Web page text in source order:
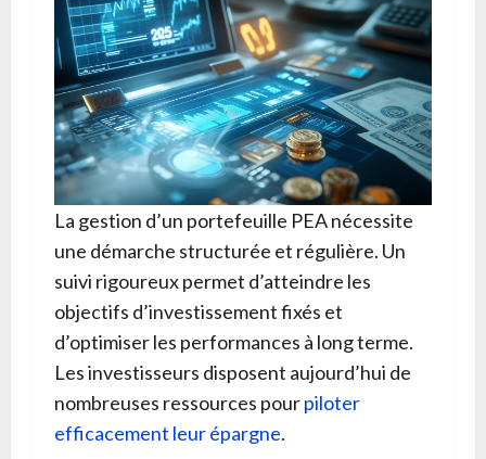
La gestion d’un portefeuille PEA nécessite
une démarche structurée et régulière. Un
suivi rigoureux permet d’atteindre les
objectifs d’investissement fixés et
d’optimiser les performances à long terme.
Les investisseurs disposent aujourd’hui de
nombreuses ressources pourpiloter
efficacement leur épargne.